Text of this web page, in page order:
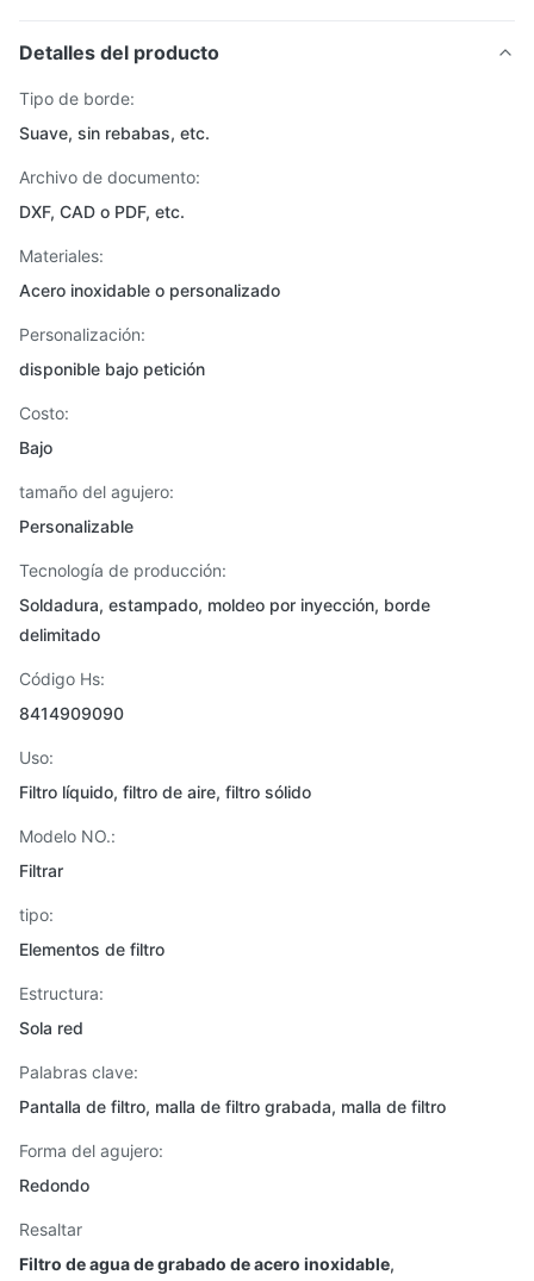
Detalles del producto
Tipo de borde:
Suave, sin rebabas, etc.
Archivo de documento:
DXF, CAD o PDF, etc.
Materiales:
Acero inoxidable o personalizado
Personalización:
disponible bajo petición
Costo:
Bajo
tamaño del agujero:
Personalizable
Tecnología de producción:
Soldadura, estampado, moldeo por inyección, borde
delimitado
Código Hs:
8414909090
Uso:
Filtro líquido, filtro de aire, filtro sólido
Modelo NO.:
Filtrar
tipo:
Elementos de filtro
Estructura:
Sola red
Palabras clave:
Pantalla de filtro, malla de filtro grabada, malla de filtro
Forma del agujero:
Redondo
Resaltar
Filtro de agua de grabado de acero inoxidable,